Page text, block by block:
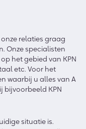
relaties graag
Onze specialisten
het gebied van KPN
etc. Voor het
waarbij u alles van A
bijvoorbeeld KPN
situatie is.